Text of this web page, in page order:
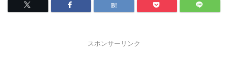
スポンサーリンク